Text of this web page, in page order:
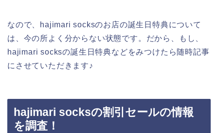
なので、hajimari socksのお店の誕生日特典について
は、今の所よく分からない状態です。だから、もし、
hajimari socksの誕生日特典などをみつけたら随時記事
にさせていただきます♪
hajimari socksの割引セールの情報
を調査！